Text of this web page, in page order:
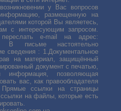
у Вас вопросов
размещенную на
которой Вы являетесь,
с интересующим запросом.
е-mail на адрес:
. В письме настоятельно
сведения : 1.Документальное
на материал, защищённый
документ с печатью,
информация, позволяющая
вас, как правообладателя
ссылки на страницы
на файлы, которые есть